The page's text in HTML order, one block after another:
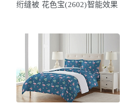
绗缝被 花色宝(2602)智能效果